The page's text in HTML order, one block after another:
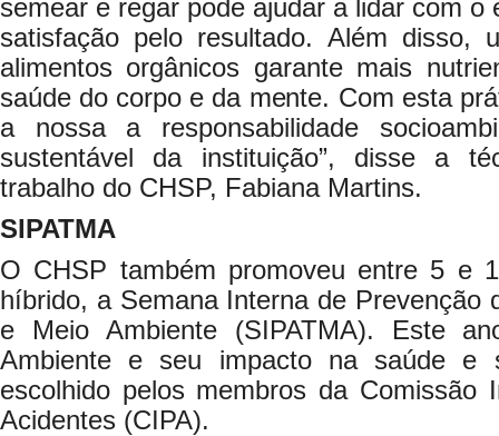
semear e regar pode ajudar a lidar com o
satisfação pelo resultado. Além disso,
alimentos orgânicos garante mais
saúde do corpo e da mente. Com esta
a nossa a responsabilidade
sustentável da instituição”, disse a
trabalho do CHSP, Fabiana Martins.
SIPATMA
O CHSP também promoveu entre 5 e
híbrido, a Semana Interna de Prevenção
e Meio Ambiente (SIPATMA). Este
Ambiente e seu impacto na saúde e
escolhido pelos membros da Comissão
Acidentes (CIPA).